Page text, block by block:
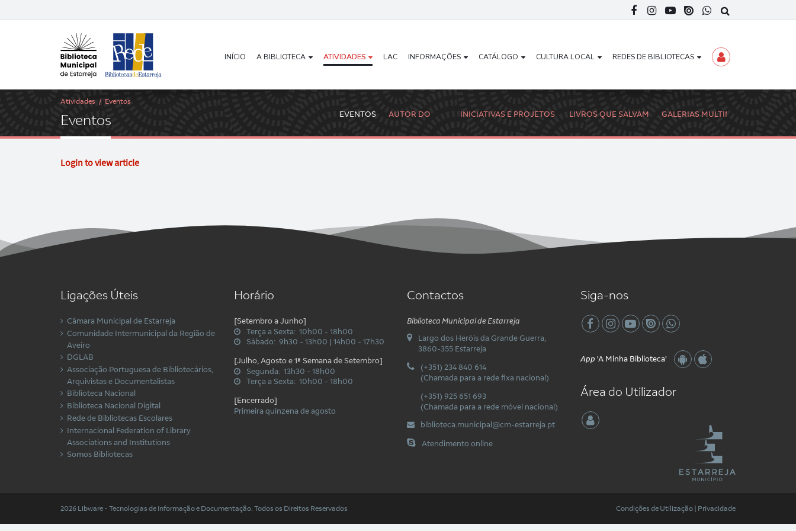
INÍCIO A BIBLIOTECA ATIVIDADES LAC INFORMAÇÕES CATÁLOGO CULTURA LOCAL REDES DE BIBLIOTECAS
Atividades / Eventos
Eventos EVENTOS AUTOR DO
MÊS
INICIATIVAS E PROJETOS LIVROS QUE SALVAM GALERIAS MULTIMÉDIA
Login to view article
Ligações Úteis
Câmara Municipal de Estarreja
Comunidade Intermunicipal da Região de
Aveiro
DGLAB
Associação Portuguesa de Bibliotecários,
Arquivistas e Documentalistas
Biblioteca Nacional
Biblioteca Nacional Digital
Rede de Bibliotecas Escolares
Internacional Federation of Library
Associations and Institutions
Somos Bibliotecas
Horário
[Setembro a Junho]
Terça a Sexta: 10h00 - 18h00
Sábado: 9h30 - 13h00 | 14h00 - 17h30
[Julho, Agosto e 1ª Semana de Setembro]
Segunda: 13h30 - 18h00
Terça a Sexta: 10h00 - 18h00
[Encerrado]
Primeira quinzena de agosto
Contactos
Biblioteca Municipal de Estarreja
Largo dos Heróis da Grande Guerra,
3860-355 Estarreja
(+351) 234 840 614
(Chamada para a rede fixa nacional)
(+351) 925 651 693
(Chamada para a rede móvel nacional)
biblioteca.municipal@cm-estarreja.pt
Atendimento online
Siga-nos
App 'A Minha Biblioteca'
Área do Utilizador
2026 Libware - Tecnologias de Informação e Documentação. Todos os Direitos Reservados Condições de Utilização | Privacidade